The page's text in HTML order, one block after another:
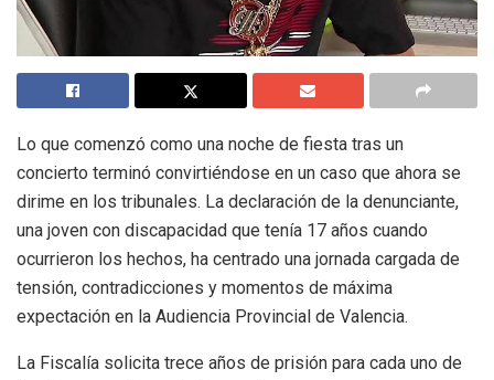
Lo que comenzó como una noche de fiesta tras un
concierto terminó convirtiéndose en un caso que ahora se
dirime en los tribunales. La declaración de la denunciante,
una joven con discapacidad que tenía 17 años cuando
ocurrieron los hechos, ha centrado una jornada cargada de
tensión, contradicciones y momentos de máxima
expectación en la Audiencia Provincial de Valencia.
La Fiscalía solicita trece años de prisión para cada uno de